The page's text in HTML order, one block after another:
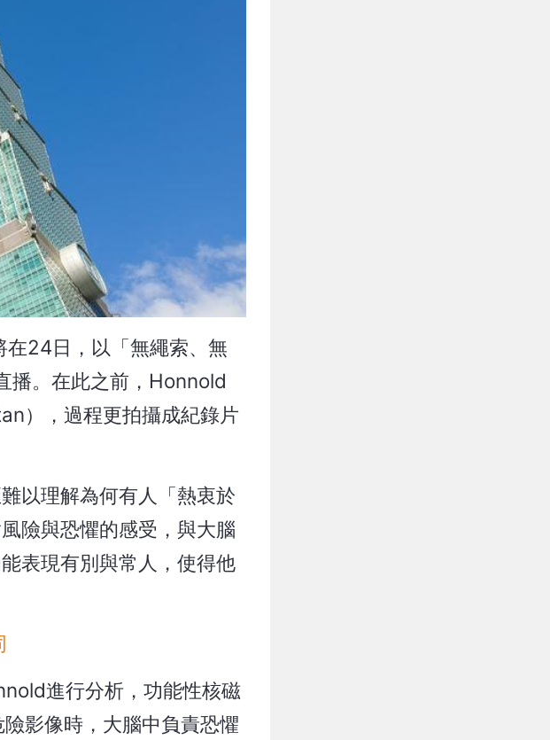
在24日，以「無繩索、無
播。在此之前，Honnold
），過程更拍攝成紀錄片
以理解為何有人「熱衷於
險與恐懼的感受，與大腦
表現有別與常人，使得他
進行分析，功能性核磁
影像時，大腦中負責恐懼